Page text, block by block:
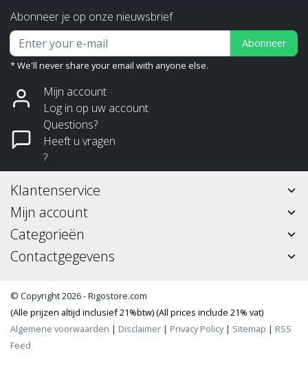
Abonneer je op onze nieuwsbrief
Abonneer
* We'll never share your email with anyone else.
Mijn account
Log in op uw account
Questions?
Heeft u vragen
?
Klantenservice
Mijn account
Categorieën
Contactgegevens
© Copyright 2026 - Rigostore.com
(Alle prijzen altijd inclusief 21%btw) (All prices include 21% vat)
Algemene voorwaarden | Disclaimer | Privacy Policy| Sitemap | RSS
Feed